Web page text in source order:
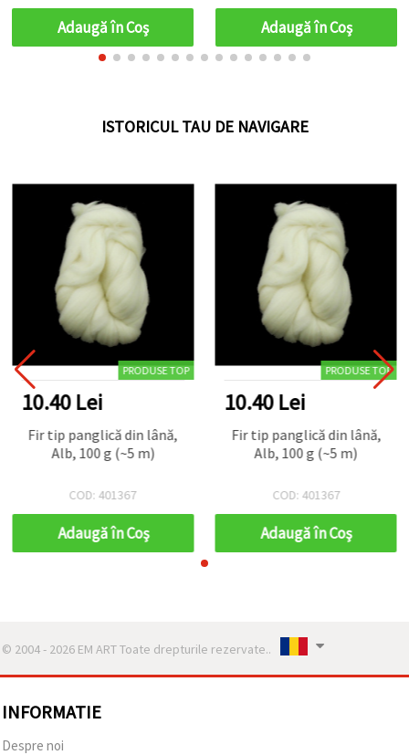
Adaugă în Coş Adaugă în Coş
ISTORICUL TAU DE NAVIGARE
PRODUSE TOP
10.40 Lei
Fir tip panglică din lână,
Alb, 100 g (~5 m)
COD: 401367
Adaugă în Coş
PRODUSE TOP
10.40 Lei
Fir tip panglică din lână,
Alb, 100 g (~5 m)
COD: 401367
Adaugă în Coş
© 2004 - 2026 EM ART Toate drepturile rezervate..
INFORMATIE
Despre noi